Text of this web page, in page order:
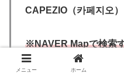
CAPEZIO（카페지오）
※NAVER Mapで検索
と
入力してください
メニュー ホーム